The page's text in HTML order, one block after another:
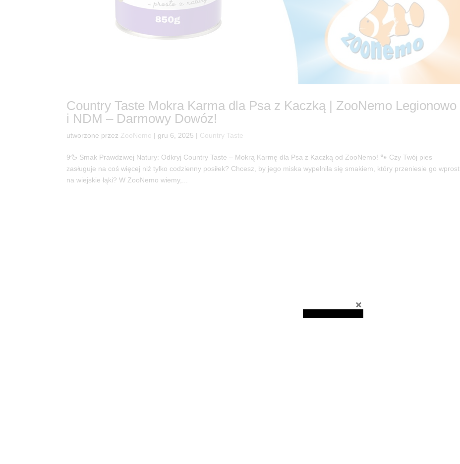
Country Taste Mokra Karma dla Psa z Kaczką | ZooNemo Legionowo
i NDM – Darmowy Dowóz!
utworzone przez ZooNemo | gru 6, 2025 | Country Taste
9🦆 Smak Prawdziwej Natury: Odkryj Country Taste – Mokrą Karmę dla Psa z Kaczką od ZooNemo! 🐾 Czy Twój pies
zasługuje na coś więcej niż tylko codzienny posiłek? Chcesz, by jego miska wypełniła się smakiem, który przeniesie go wprost
na wiejskie łąki? W ZooNemo wiemy,...